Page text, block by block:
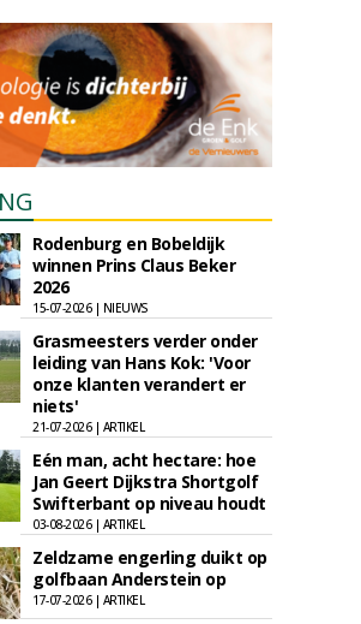
Rodenburg en Bobeldijk
winnen Prins Claus Beker
2026
15-07-2026 | NIEUWS
Grasmeesters verder onder
leiding van Hans Kok: 'Voor
onze klanten verandert er
niets'
21-07-2026 | ARTIKEL
Eén man, acht hectare: hoe
Jan Geert Dijkstra Shortgolf
Swifterbant op niveau houdt
03-08-2026 | ARTIKEL
Zeldzame engerling duikt op
golfbaan Anderstein op
17-07-2026 | ARTIKEL